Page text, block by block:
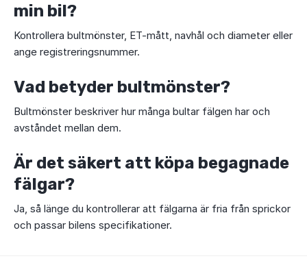
min bil?
Kontrollera bultmönster, ET-mått, navhål och diameter eller
ange registreringsnummer.
Vad betyder bultmönster?
Bultmönster beskriver hur många bultar fälgen har och
avståndet mellan dem.
Är det säkert att köpa begagnade
fälgar?
Ja, så länge du kontrollerar att fälgarna är fria från sprickor
och passar bilens specifikationer.